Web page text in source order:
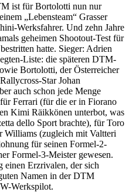
ist für Bortolotti nun nur
„Lebensteam“ Grasser
Werksfahrer. Und zehn Jahre
geheimen Shootout-Test für
hatte. Sieger: Adrien
Liste: die späteren DTM-
Bortolotti, der Österreicher
Star Johan
auch schon jede Menge
Ferrari (für die er in Fiorano
Kimi Räikkönen unterbot, was
dello Sport brachte), für Toro
Williams (zugleich mit Valtteri
für seinen Formel-2-
Formel-3-Meister gewesen.
einen Erzrivalen, der sich
Namen in der DTM
Werkspilot.